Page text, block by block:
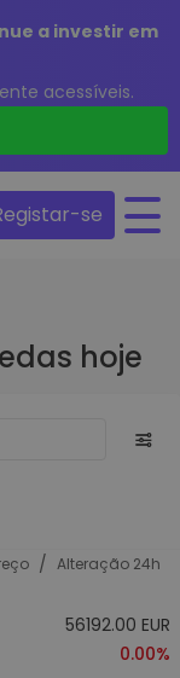
a investir em
acessíveis.
se
hoje
/ Alteração 24h
56192.00 EUR
0.00%